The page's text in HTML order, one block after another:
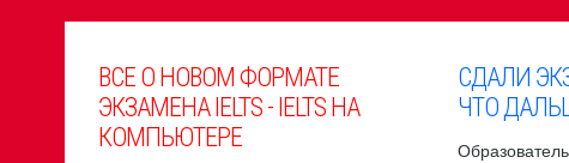
ВСЕ О НОВОМ ФОРМАТЕ
ЭКЗАМЕНА IELTS - IELTS НА
КОМПЬЮТЕРЕ
СДАЛИ
ЧТО